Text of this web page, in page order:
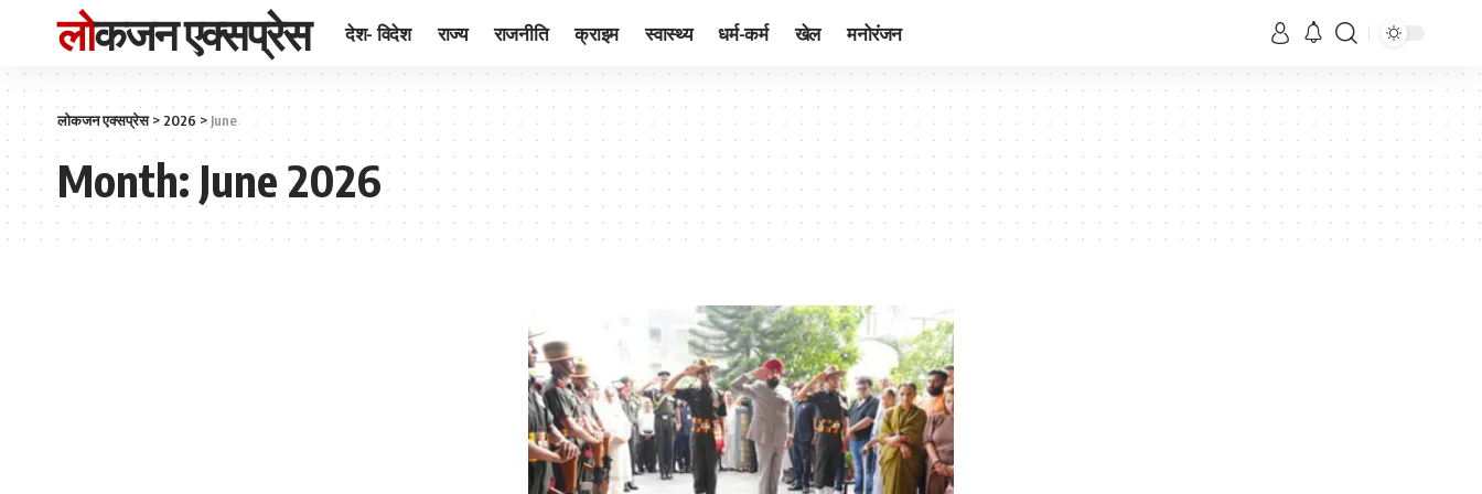
लोकजन एक्सप्रेस देश- विदेश राज्य राजनीति क्राइम स्वास्थ्य धर्म-कर्म खेल मनोरंजन
लोकजन एक्सप्रेस> 2026 > June
Month:June 2026